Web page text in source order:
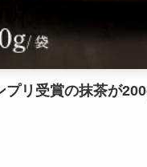
リ受賞の抹茶が